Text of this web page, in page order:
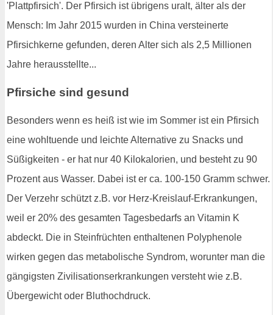
'Plattpfirsich'. Der Pfirsich ist übrigens uralt, älter als der
Mensch: Im Jahr 2015 wurden in China versteinerte
Pfirsichkerne gefunden, deren Alter sich als 2,5 Millionen
Jahre herausstellte...
Pfirsiche sind gesund
Besonders wenn es heiß ist wie im Sommer ist ein Pfirsich
eine wohltuende und leichte Alternative zu Snacks und
Süßigkeiten - er hat nur 40 Kilokalorien, und besteht zu 90
Prozent aus Wasser. Dabei ist er ca. 100-150 Gramm schwer.
Der Verzehr schützt z.B. vor Herz-Kreislauf-Erkrankungen,
weil er 20% des gesamten Tagesbedarfs an Vitamin K
abdeckt. Die in Steinfrüchten enthaltenen Polyphenole
wirken gegen das metabolische Syndrom, worunter man die
gängigsten Zivilisationserkrankungen versteht wie z.B.
Übergewicht oder Bluthochdruck.